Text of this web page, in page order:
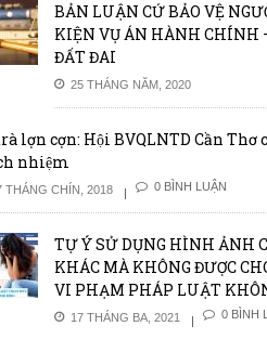
BẢN LUẬN CỨ BẢO VỆ
KIỆN VỤ ÁN HÀNH CHÍNH
ĐẤT ĐAI
25 THÁNG NĂM, 2020
lợn cợn: Hội BVQLNTD Cần Thơ
nhiệm
CHÍN, 2018 0 BÌNH LUẬN
TỰ Ý SỬ DỤNG HÌNH ẢNH
KHÁC MÀ KHÔNG ĐƯỢC
VI PHẠM PHÁP LUẬT
17 THÁNG BA, 2021 0 BÌNH